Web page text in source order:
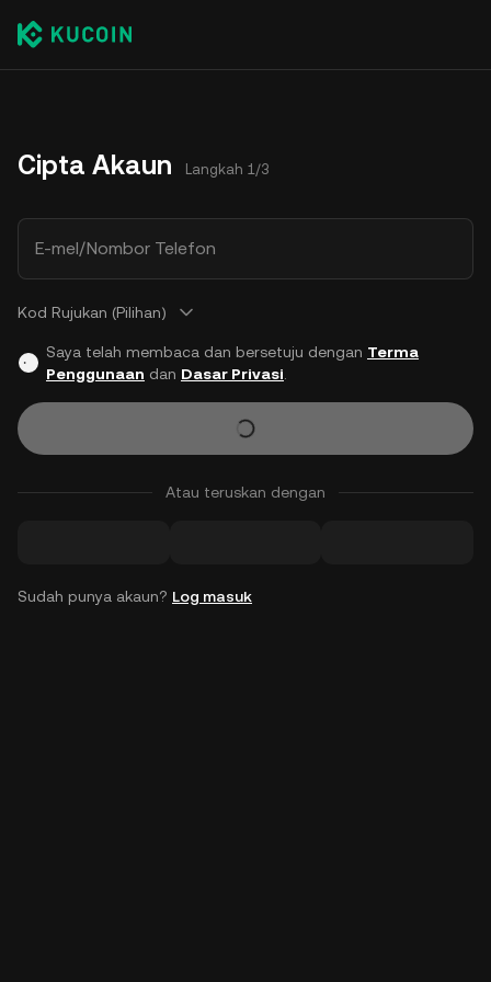
Cipta Akaun Langkah 1/3
E-mel/Nombor Telefon
Kod Rujukan (Pilihan)
Saya telah membaca dan bersetuju dengan Terma
Penggunaan dan Dasar Privasi
Atau teruskan dengan
Sudah punya akaun? Log masuk